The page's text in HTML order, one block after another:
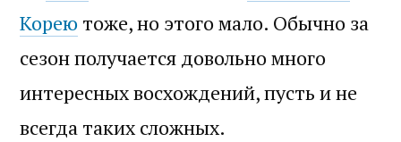
Корею тоже, но этого мало. Обычно за
сезон получается довольно много
интересных восхождений, пусть и не
всегда таких сложных.